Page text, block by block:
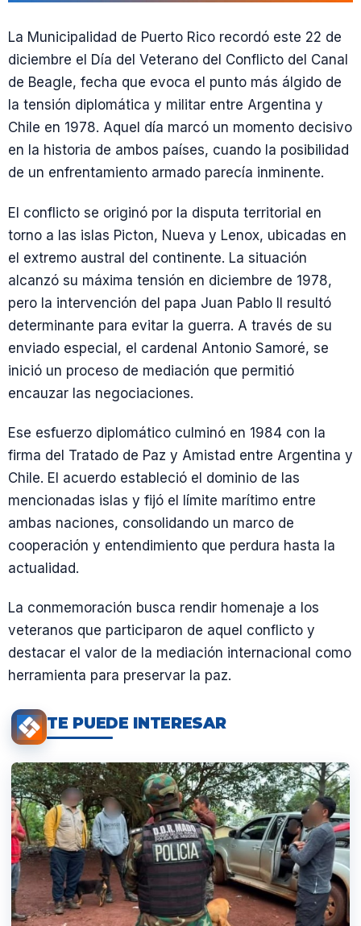
La Municipalidad de Puerto Rico recordó este 22 de
diciembre el Día del Veterano del Conflicto del Canal
de Beagle, fecha que evoca el punto más álgido de
la tensión diplomática y militar entre Argentina y
Chile en 1978. Aquel día marcó un momento decisivo
en la historia de ambos países, cuando la posibilidad
de un enfrentamiento armado parecía inminente.
El conflicto se originó por la disputa territorial en
torno a las islas Picton, Nueva y Lenox, ubicadas en
el extremo austral del continente. La situación
alcanzó su máxima tensión en diciembre de 1978,
pero la intervención del papa Juan Pablo II resultó
determinante para evitar la guerra. A través de su
enviado especial, el cardenal Antonio Samoré, se
inició un proceso de mediación que permitió
encauzar las negociaciones.
Ese esfuerzo diplomático culminó en 1984 con la
firma del Tratado de Paz y Amistad entre Argentina y
Chile. El acuerdo estableció el dominio de las
mencionadas islas y fijó el límite marítimo entre
ambas naciones, consolidando un marco de
cooperación y entendimiento que perdura hasta la
actualidad.
La conmemoración busca rendir homenaje a los
veteranos que participaron de aquel conflicto y
destacar el valor de la mediación internacional como
herramienta para preservar la paz.
TE PUEDE INTERESAR